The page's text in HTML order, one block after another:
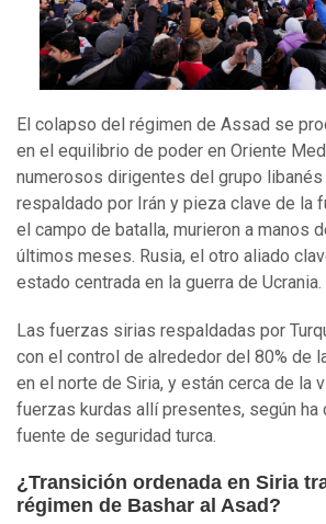
El colapso del régimen de Assad se
en el equilibrio de poder en Oriente
numerosos dirigentes del grupo libanés
respaldado por Irán y pieza clave de la
el campo de batalla, murieron a manos
últimos meses. Rusia, el otro aliado
estado centrada en la guerra de Ucrania.
Las fuerzas sirias respaldadas por
con el control de alrededor del 80% de
en el norte de Siria, y están cerca de la
fuerzas kurdas allí presentes, según ha
fuente de seguridad turca.
¿Transición ordenada en Siria
régimen de Bashar al Asad?